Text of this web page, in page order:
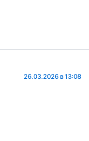
26.03.2026 в 13:08